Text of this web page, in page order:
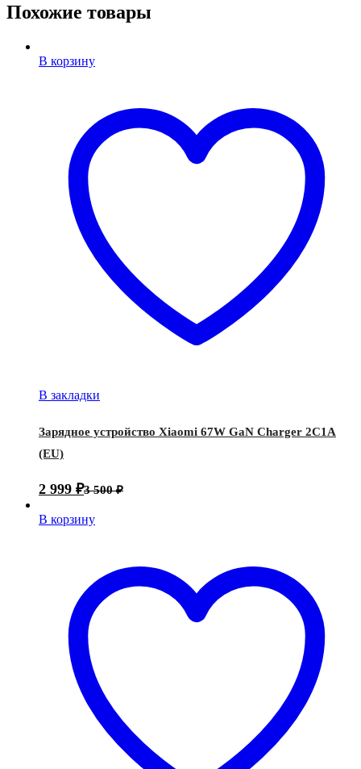
Похожие товары
В корзину
В закладки
Зарядное устройство Xiaomi 67W GaN Charger 2C1A
(EU)
2 999 ₽3 500₽
В корзину